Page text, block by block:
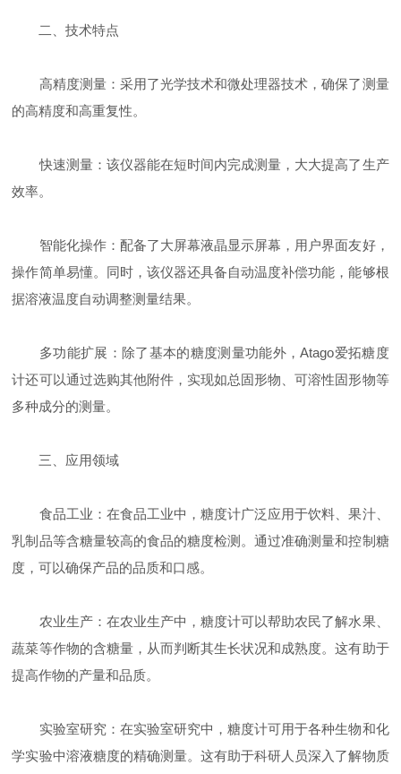
二、技术特点
高精度测量：采用了光学技术和微处理器技术，确保了测量
的高精度和高重复性。
快速测量：该仪器能在短时间内完成测量，大大提高了生产
效率。
智能化操作：配备了大屏幕液晶显示屏幕，用户界面友好，
操作简单易懂。同时，该仪器还具备自动温度补偿功能，能够根
据溶液温度自动调整测量结果。
多功能扩展：除了基本的糖度测量功能外，Atago爱拓糖度
计还可以通过选购其他附件，实现如总固形物、可溶性固形物等
多种成分的测量。
三、应用领域
食品工业：在食品工业中，糖度计广泛应用于饮料、果汁、
乳制品等含糖量较高的食品的糖度检测。通过准确测量和控制糖
度，可以确保产品的品质和口感。
农业生产：在农业生产中，糖度计可以帮助农民了解水果、
蔬菜等作物的含糖量，从而判断其生长状况和成熟度。这有助于
提高作物的产量和品质。
实验室研究：在实验室研究中，糖度计可用于各种生物和化
学实验中溶液糖度的精确测量。这有助于科研人员深入了解物质